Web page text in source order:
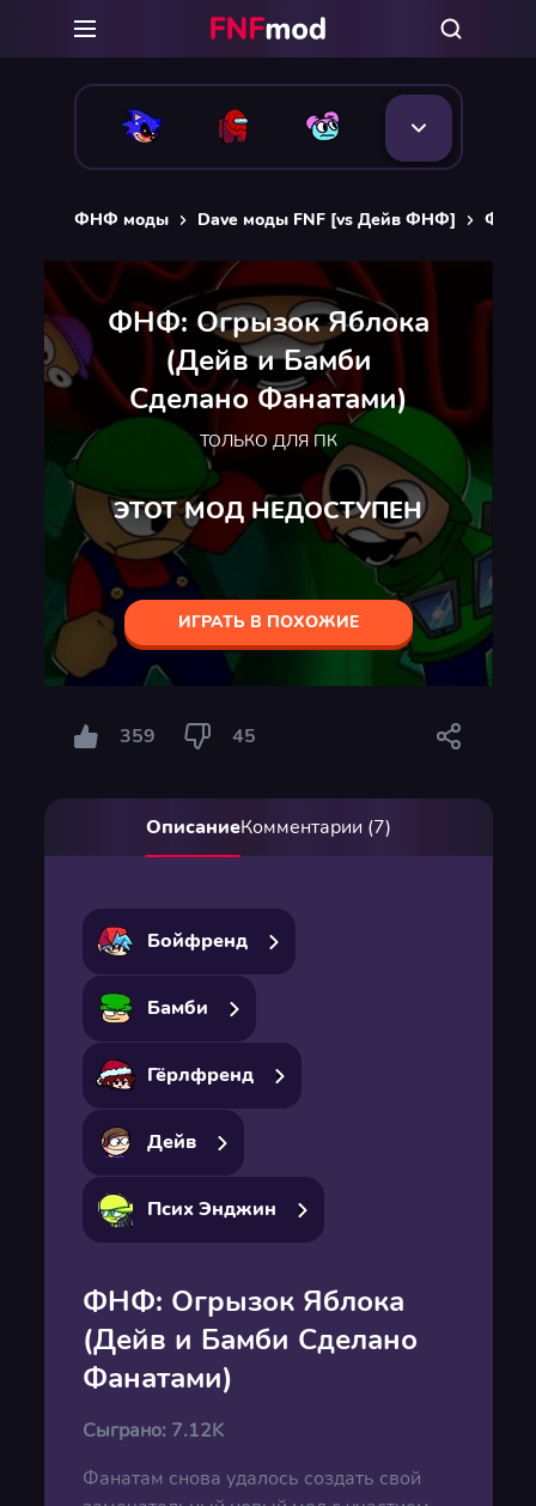
ФНФ моды Dave моды FNF [vs Дейв ФНФ] ФНФ:
ФНФ: Огрызок Яблока
(Дейв и Бамби
Сделано Фанатами)
ТОЛЬКО ДЛЯ ПК
ЭТОТ МОД НЕДОСТУПЕН
ИГРАТЬ В ПОХОЖИЕ
359 45
ОписаниеКомментарии (7)
Бойфренд
Бамби
Гёрлфренд
Дейв
Псих Энджин
ФНФ: Огрызок Яблока
(Дейв и Бамби Сделано
Фанатами)
Сыграно: 7.12K
Фанатам снова удалось создать свой